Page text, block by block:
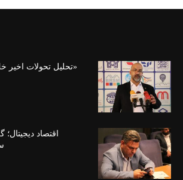
«تحلیل تحولات اخیر
اقتصاد دیجیتال؛